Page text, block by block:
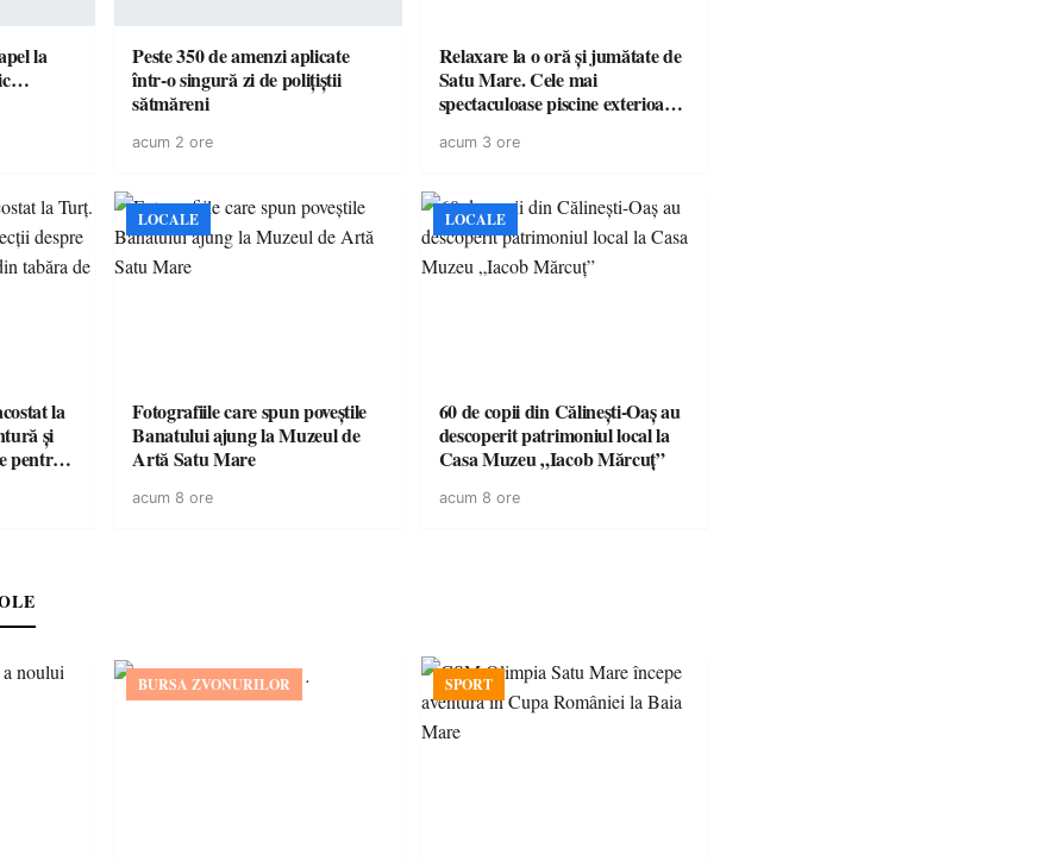
la
trafic…
Peste 350 de amenzi aplicate
într-o singură zi de polițiștii
sătmăreni
acum 2 ore
Relaxare la o oră și jumătate de
Satu Mare. Cele mai
spectaculoase piscine exterioare
pentru o escapadă de vară
acum 3 ore
la
și
pentru
LOCALE
Fotografiile care spun poveștile
Banatului ajung la Muzeul de
Artă Satu Mare
acum 8 ore
LOCALE
60 de copii din Călinești-Oaș au
descoperit patrimoniul local la
Casa Muzeu „Iacob Mărcuț”
acum 8 ore
BURSA ZVONURILOR SPORT